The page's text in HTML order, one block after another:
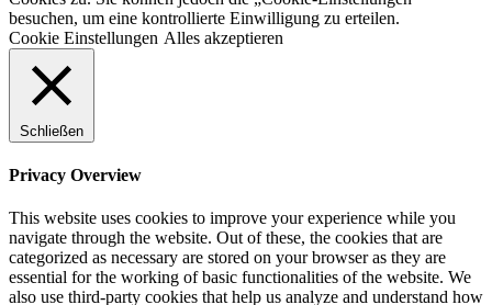
besuchen, um eine kontrollierte Einwilligung zu erteilen.
Cookie Einstellungen Alles akzeptieren
Schließen
Privacy Overview
This website uses cookies to improve your experience while you
navigate through the website. Out of these, the cookies that are
categorized as necessary are stored on your browser as they are
essential for the working of basic functionalities of the website. We
also use third-party cookies that help us analyze and understand how